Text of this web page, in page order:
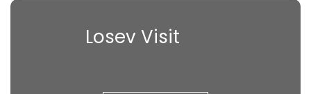
Losev Visit